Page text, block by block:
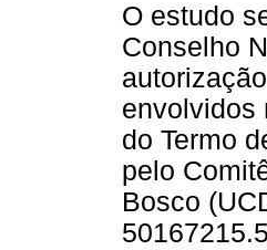
O estudo
Conselho
envolvidos
do Termo
pelo
Bosco